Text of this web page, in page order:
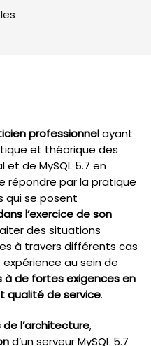
professionnelayant
et théorique des
de MySQL 5.7 en
répondre par la pratique
qui se posent
l’exercice de son
des situations
à travers différents cas
au sein de
à de fortes exigences en
qualité de service.
l’architecture,
d’un serveur MySQL 5.7